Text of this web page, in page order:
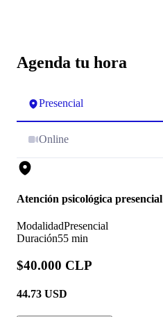
Agenda tu hora
Presencial
Online
Atención psicológica presencial
ModalidadPresencial
Duración55 min
$40.000 CLP
44.73 USD